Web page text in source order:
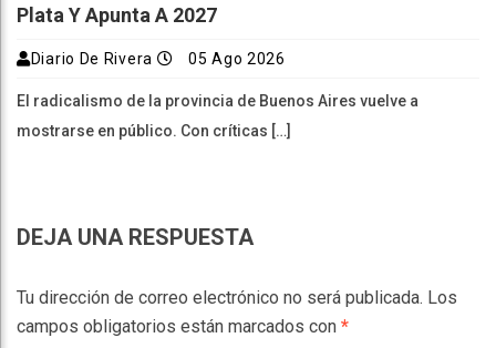
Plata Y Apunta A 2027
Diario De Rivera 05 Ago 2026
El radicalismo de la provincia de Buenos Aires vuelve a
mostrarse en público. Con críticas […]
DEJA UNA RESPUESTA
Tu dirección de correo electrónico no será publicada. Los
campos obligatorios están marcados con *